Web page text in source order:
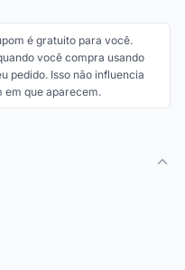
é gratuito para você.
você compra usando
pedido. Isso não influencia
em que aparecem.